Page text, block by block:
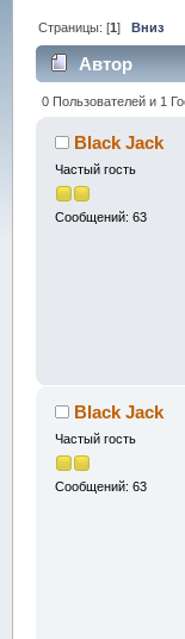
Страницы: [1]Вниз
Автор
0 Пользователей и 1
Black Jack
Частый гость
Сообщений: 63
Black Jack
Частый гость
Сообщений: 63